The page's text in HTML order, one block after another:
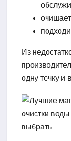
Из
одну точку и